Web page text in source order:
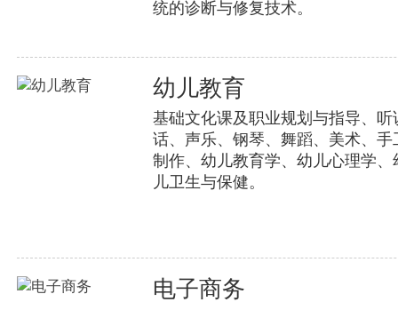
统的诊断与修复技术。
幼儿教育
基础文化课及职业规划与指导、听
话、声乐、钢琴、舞蹈、美术、手
制作、幼儿教育学、幼儿心理学、
儿卫生与保健。
电子商务